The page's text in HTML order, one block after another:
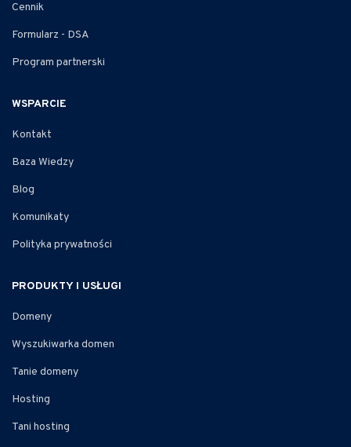
Cennik
Formularz - DSA
Program partnerski
WSPARCIE
Kontakt
Baza Wiedzy
Blog
Komunikaty
Polityka prywatności
PRODUKTY I USŁUGI
Domeny
Wyszukiwarka domen
Tanie domeny
Hosting
Tani hosting